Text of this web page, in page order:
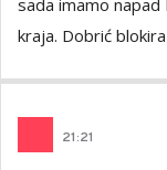
kraja. Dobrić
21:21